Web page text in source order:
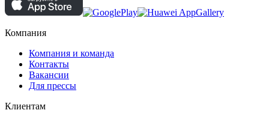
Компания
Компания и команда
Контакты
Вакансии
Для прессы
Клиентам